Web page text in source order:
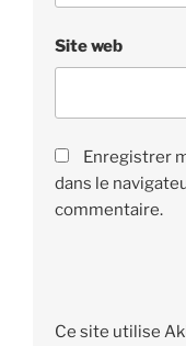
Site web
Enregistrer
dans le
commentaire.
Ce site utilise